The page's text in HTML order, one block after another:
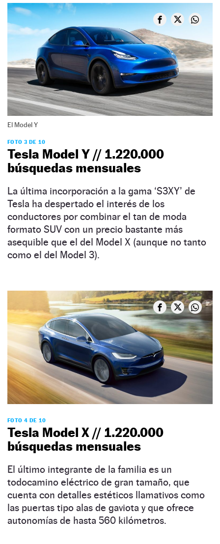
El Model Y
FOTO 3 DE 10
Tesla Model Y // 1.220.000
búsquedas mensuales
La última incorporación a la gama ‘S3XY’ de
Tesla ha despertado el interés de los
conductores por combinar el tan de moda
formato SUV con un precio bastante más
asequible que el del Model X (aunque no tanto
como el del Model 3).
FOTO 4 DE 10
Tesla Model X // 1.220.000
búsquedas mensuales
El último integrante de la familia es un
todocamino eléctrico de gran tamaño, que
cuenta con detalles estéticos llamativos como
las puertas tipo alas de gaviota y que ofrece
autonomías de hasta 560 kilómetros.